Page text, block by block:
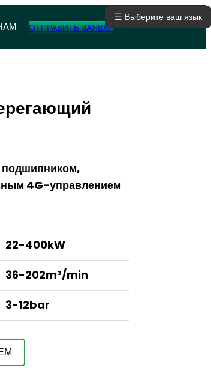
ОТПРАВИТЬ ЗАЯВКУ
☰ Выберите ваш язык
подшипником,
4G-управлением
22-400kW
36-202m³/min
3-12bar